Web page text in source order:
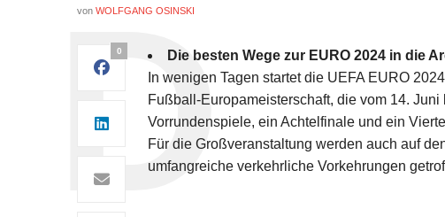
von WOLFGANG OSINSKI
0
Die besten Wege zur EURO 2024 in die
In wenigen Tagen startet die UEFA EURO
Fußball-Europameisterschaft, die vom 14.
Vorrundenspiele, ein Achtelfinale und ein
Für die Großveranstaltung werden auch auf
umfangreiche verkehrliche Vorkehrungen